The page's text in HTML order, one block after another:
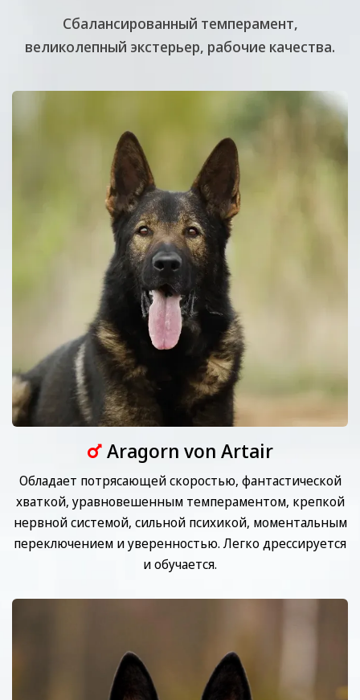
Cбалансированный темперамент,
великолепный экстерьер, рабочие качества.
Aragorn von Artair
Обладает потрясающей скоростью, фантастической
хваткой, уравновешенным темпераментом, крепкой
нервной системой, сильной психикой, моментальным
переключением и уверенностью. Легко дрессируется
и обучается.